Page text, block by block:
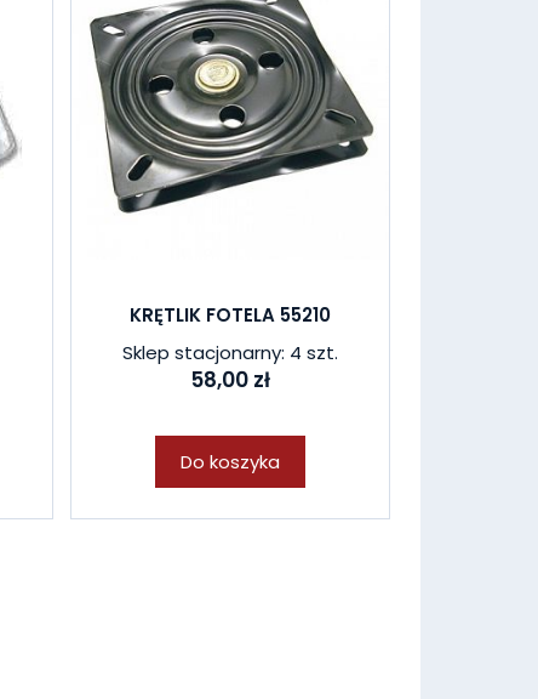
KRĘTLIK FOTELA 55210
Sklep stacjonarny: 4 szt.
58,00 zł
Do koszyka